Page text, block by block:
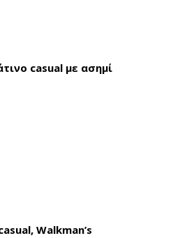
casual με ασημί
Walkman’s